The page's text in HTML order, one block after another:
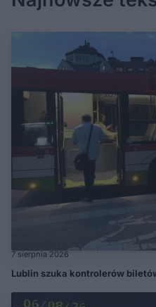
7 sierpnia 2026
Lublin szuka kontrolerów